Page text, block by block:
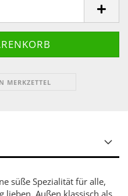
MERKZETTEL
süße Spezialität für alle,
lieben. Außen klassisch als